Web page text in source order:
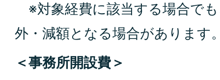
※対象経費に該当する場合で
外・減額となる場合があります
＜事務所開設費＞